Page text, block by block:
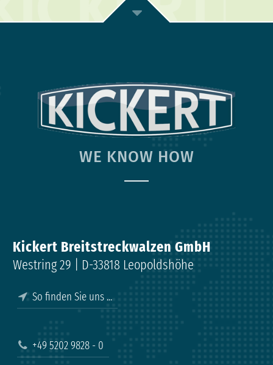
WE KNOW HOW
Kickert Breitstreckwalzen GmbH
Westring 29 | D-33818 Leopoldshöhe
So finden Sie uns ...
+49 5202 9828 - 0